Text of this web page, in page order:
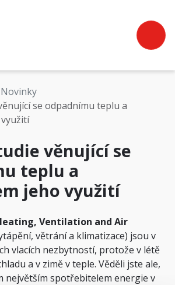
Novinky
se odpadnímu teplu a
věnující se
teplu a
jeho využití
Ventilation and Air
větrání a klimatizace) jsou v
vlacích nezbytností, protože v létě
a v zimě v teple. Věděli jste ale,
největším spotřebitelem energie v